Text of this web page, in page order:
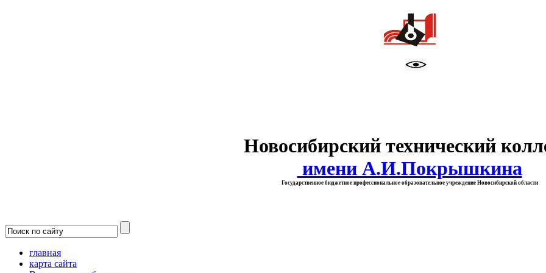
Новосибирский технический
имени А.И.Покрышкина
Государственное бюджетное профессиональное образовательное учреждение Новосибирской области
главная
карта сайта